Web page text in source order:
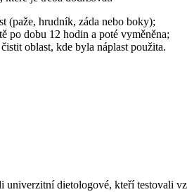
(paže, hrudník, záda nebo boky);
po dobu 12 hodin a poté vyměněna;
oblast, kde byla náplast použita.
univerzitní dietologové, kteří testovali